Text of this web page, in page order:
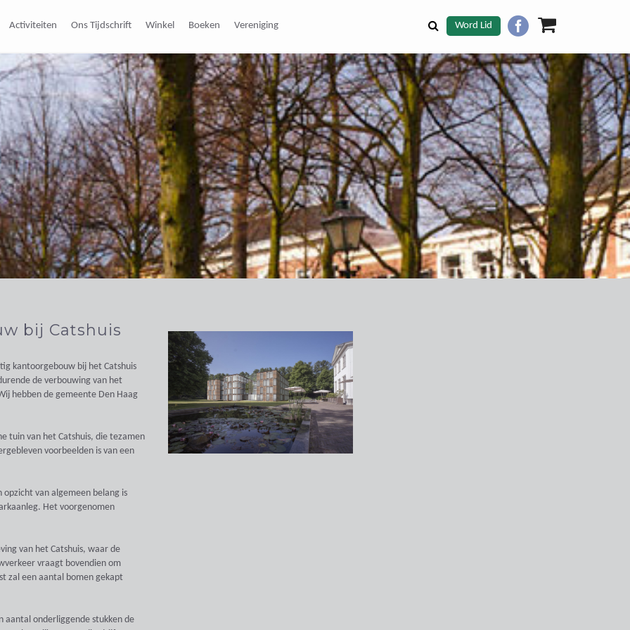
Activiteiten Ons Tijdschrift Winkel Boeken Vereniging
Zoeken
Word Lid
bij Catshuis
kantoorgebouw bij het Catshuis
de verbouwing van het
hebben de gemeente Den Haag
tuin van het Catshuis, die tezamen
voorbeelden is van een
van algemeen belang is
Het voorgenomen
van het Catshuis, waar de
vraagt bovendien om
zal een aantal bomen gekapt
aantal onderliggende stukken de